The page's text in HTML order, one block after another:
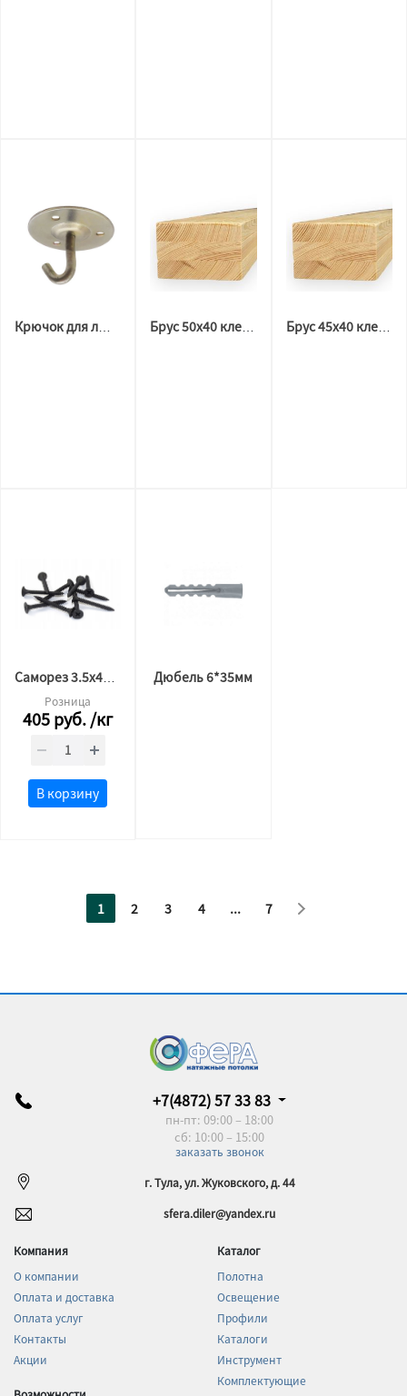
Крючок для люстры усиленный Брус 50х40 клееный (3м.п) Брус 45х40 клееный (2 м.п)
Розница
405руб./кг
В корзину
Дюбель 6*35мм
1 2 3 4 ... 7
+7(4872) 57 33 83
пн-пт: 09:00 – 18:00
сб: 10:00 – 15:00
заказать звонок
г. Тула, ул. Жуковского, д. 44
sfera.diler@yandex.ru
Компания
О компании
Оплата и доставка
Оплата услуг
Контакты
Акции
Каталог
Полотна
Освещение
Профили
Каталоги
Инструмент
Комплектующие